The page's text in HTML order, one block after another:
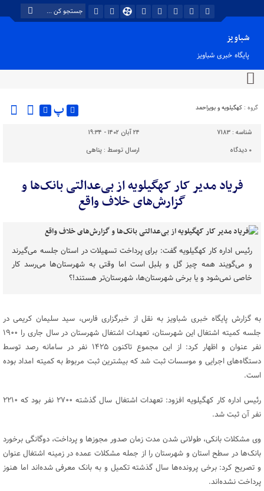
شباویز
پایگاه خبری شباویز
گروه : کهگیلویه و بویراحمد پ
شناسه : 7183
۲۴ آبان ۱۴۰۲ - ۱۹:۳۴
۰ دیدگاه ارسال توسط :پناهی
فریاد مدیر کار کهگیلویه از بی‌عدالتی بانک‌ها و
گزارش‌های خلاف واقع
رئیس اداره کار کهگیلویه گفت: برای پرداخت تسهیلات در استان جلسه می‌گیرند
و می‌گویند همه چیز گل و بلبل است اما وقتی به شهرستان‌ها می‌رسد کار
خاصی نمی‌شود و یا برخی شهرستان‌ها، شهرستان‌تر هستند!؟
به گزارش پایگاه خبری شباویز به نقل از خبرگزاری فارس، سید سلیمان کریمی در
جلسه کمیته اشتغال این شهرستان، تعهدات اشتغال شهرستان در سال جاری را ۱۹۰۰
نفر عنوان و اظهار کرد: از این مجموع تاکنون ۱۴۲۵ نفر در سامانه رصد توسط
دستگاه‌های اجرایی و موسسات ثبت شد که بیشترین ثبت مربوط به کمیته امداد بوده
است.
رئیس اداره کار کهگیلویه افزود: تعهدات اشتغال سال گذشته ۲۷۰۰ نفر بود که ۲۲۱۰
نفر آن ثبت شد.
وی مشکلات بانکی، طولانی شدن مدت زمان صدور مجوز‌ها و پرداخت، دوگانگی برخورد
بانک‌ها در سطح استان و شهرستان را از جمله مشکلات عمده در زمینه اشتغال عنوان
و تصریح کرد: برخی پرونده‌ها سال گذشته تکمیل و به بانک معرفی شده‌اند اما هنوز
پرداخت نشده‌اند.